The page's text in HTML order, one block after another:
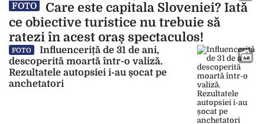
FOTO
Care este capitala Sloveniei? Iată
ce obiective turistice nu trebuie să
ratezi în acest oraș spectaculos!
FOTO
Influenceriță de 31 de ani,
descoperită moartă într-o valiză.
Rezultatele autopsiei i-au șocat pe
anchetatori